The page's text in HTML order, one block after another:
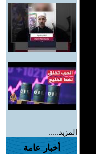
المزيد.....
أخبار عامة